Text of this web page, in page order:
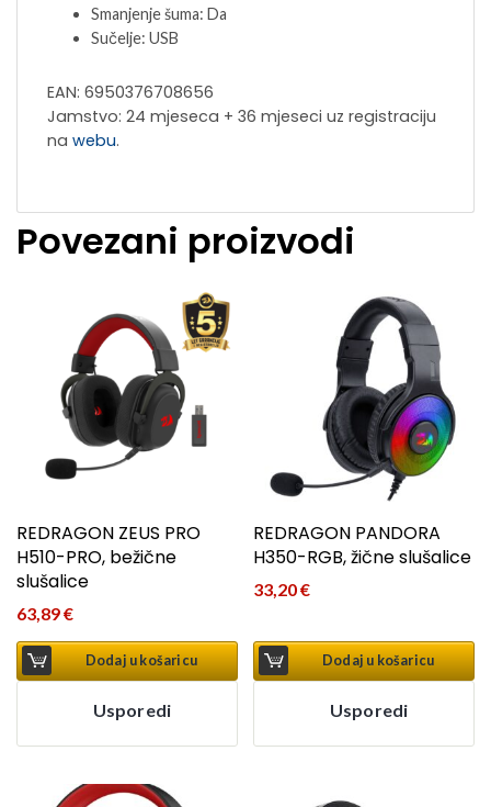
Smanjenje šuma: Da
Sučelje: USB
EAN: 6950376708656
Jamstvo: 24 mjeseca + 36 mjeseci uz registraciju
na webu.
Povezani proizvodi
REDRAGON ZEUS PRO
H510-PRO, bežične
slušalice
63,89€
Dodaj u košaricu
Usporedi
REDRAGON PANDORA
H350-RGB, žične slušalice
33,20€
Dodaj u košaricu
Usporedi